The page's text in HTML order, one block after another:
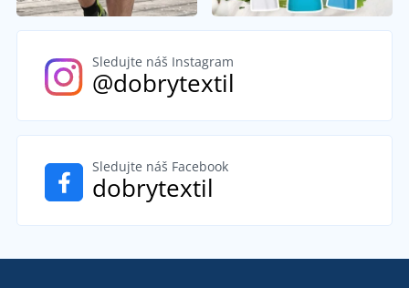
Sledujte náš Instagram
@dobrytextil
Sledujte náš Facebook
dobrytextil